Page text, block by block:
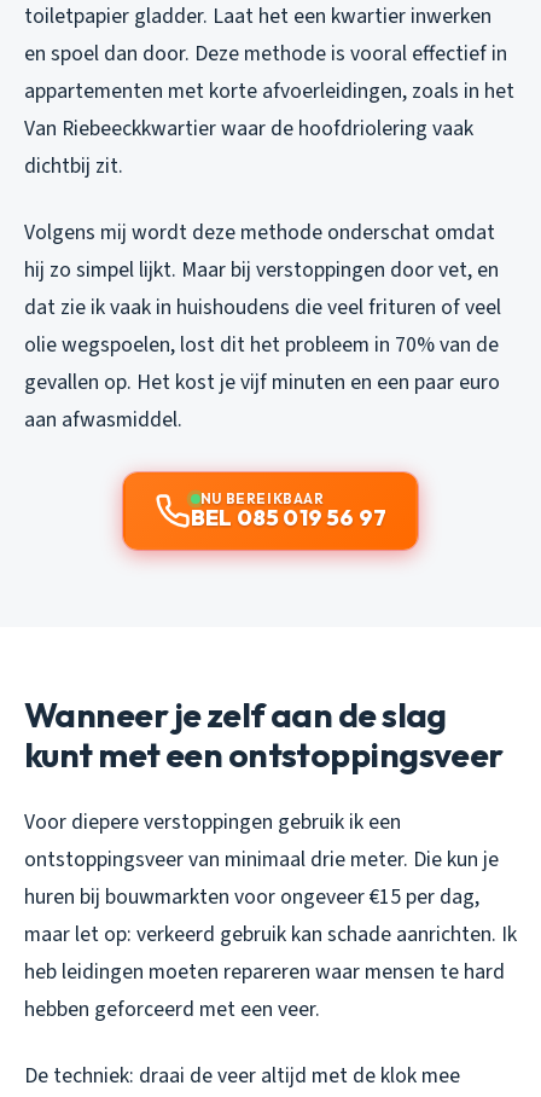
toiletpapier gladder. Laat het een kwartier inwerken
en spoel dan door. Deze methode is vooral effectief in
appartementen met korte afvoerleidingen, zoals in het
Van Riebeeckkwartier waar de hoofdriolering vaak
dichtbij zit.
Volgens mij wordt deze methode onderschat omdat
hij zo simpel lijkt. Maar bij verstoppingen door vet, en
dat zie ik vaak in huishoudens die veel frituren of veel
olie wegspoelen, lost dit het probleem in 70% van de
gevallen op. Het kost je vijf minuten en een paar euro
aan afwasmiddel.
NU BEREIKBAAR
BEL 085 019 56 97
Wanneer je zelf aan de slag
kunt met een ontstoppingsveer
Voor diepere verstoppingen gebruik ik een
ontstoppingsveer van minimaal drie meter. Die kun je
huren bij bouwmarkten voor ongeveer €15 per dag,
maar let op: verkeerd gebruik kan schade aanrichten. Ik
heb leidingen moeten repareren waar mensen te hard
hebben geforceerd met een veer.
De techniek: draai de veer altijd met de klok mee